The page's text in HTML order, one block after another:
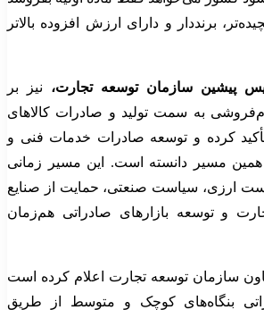
برنددار و دارای ارزش افزوده بالاتر
پیشین سازمان توسعه تجارت، نیز بر
به سمت تولید و صادرات کالاهای
کرده و توسعه صادرات خدمات فنی و
مسیر دانسته است. این مسیر زمانی
ارزی، سیاست صنعتی، حمایت از صنایع
و توسعه بازارهای صادراتی هم‌زمان
سازمان توسعه تجارت اعلام کرده است
بنگاه‌های کوچک و متوسط از طریق